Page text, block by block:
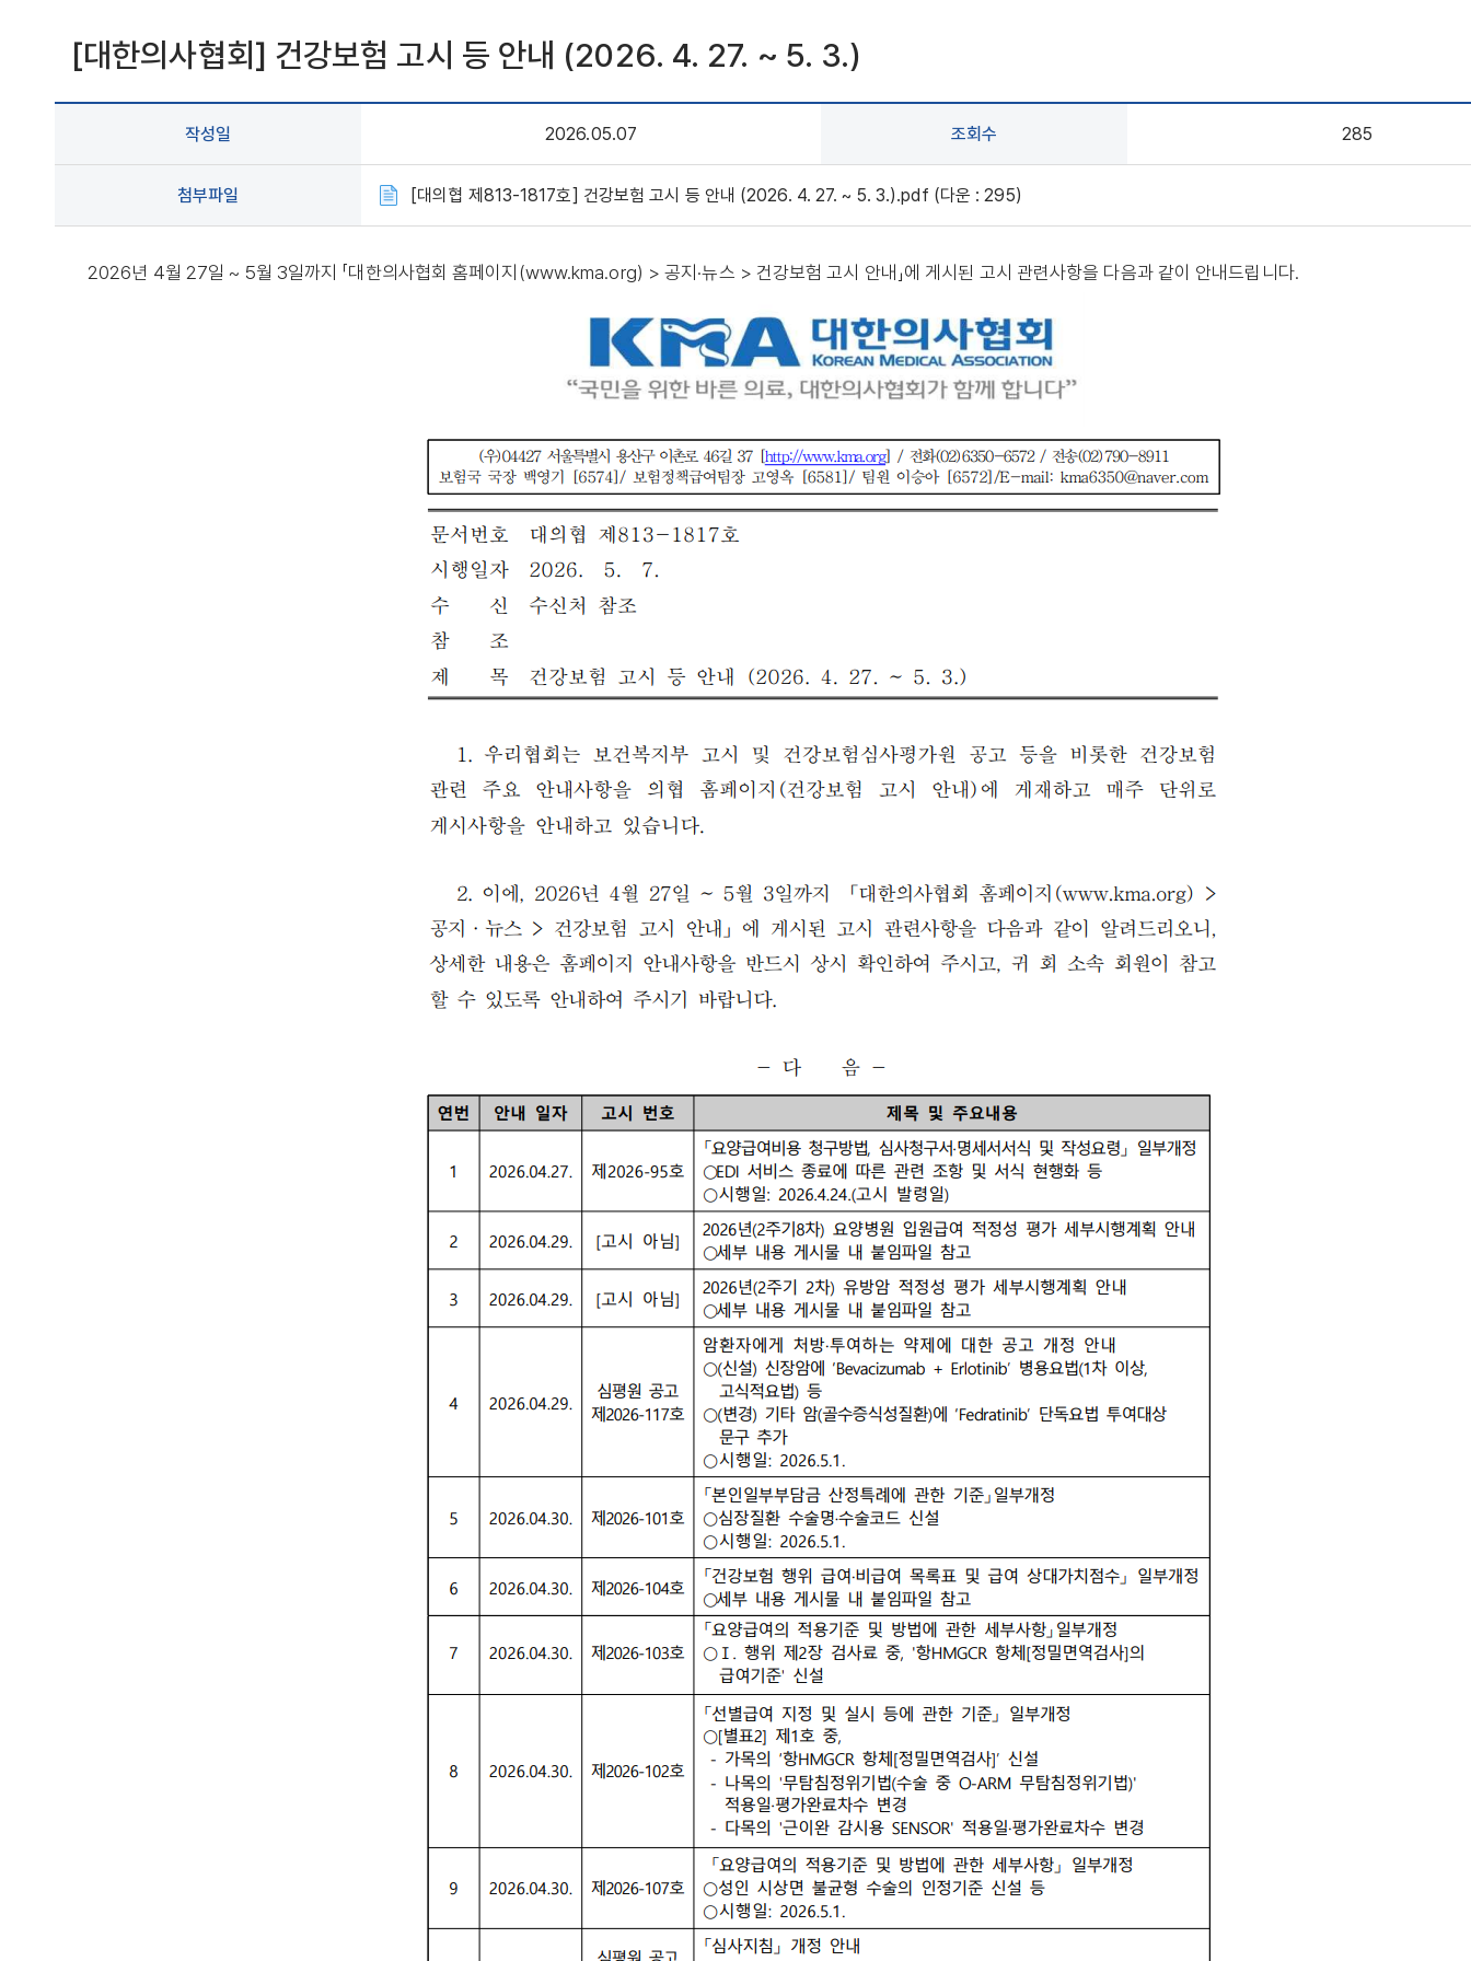
[대한의사협회] 건강보험 고시 등 안내 (2026. 4. 27. ~ 5. 3.)
작성일 2026.05.07 조회수 285
첨부파일 [대의협 제813-1817호] 건강보험 고시 등 안내 (2026. 4. 27. ~ 5. 3.).pdf (다운 : 295)
2026년 4월 27일 ~ 5월 3일까지 「대한의사협회 홈페이지(www.kma.org) > 공지·뉴스 > 건강보험 고시 안내」에 게시된 고시 관련사항을 다음과 같이 안내드립니다.